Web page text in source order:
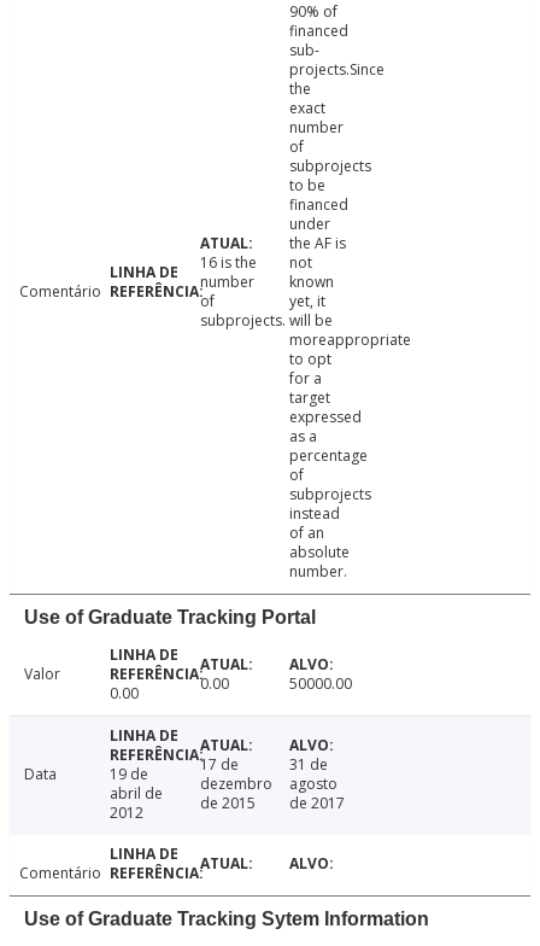
Comentário
16 is the
number
of
subprojects.
90% of
financed
sub-
projects.Since
the
exact
number
of
subprojects
to be
financed
under
the AF is
not
known
yet, it
will be
moreappropriate
to opt
for a
target
expressed
as a
percentage
of
subprojects
instead
of an
absolute
number.
Use of Graduate Tracking Portal
Valor
0.00
0.00 50000.00
Data
19 de
abril de
2012
17 de
dezembro
de 2015
31 de
agosto
de 2017
Comentário
Use of Graduate Tracking Sytem Information